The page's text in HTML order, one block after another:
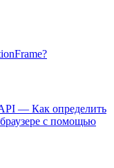
— Как определить
с помощью